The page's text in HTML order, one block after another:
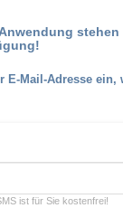
E-Mail-Adresse
ist für Sie kostenfrei!